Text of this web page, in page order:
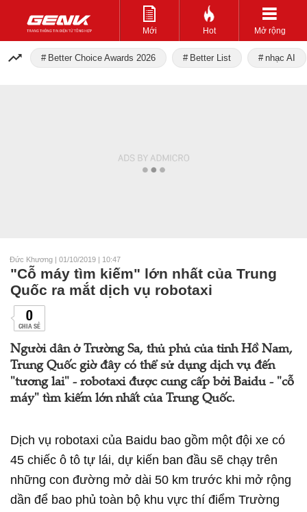
Mới Hot Mở rộng
Better Choice Awards 2026 Better List nhạc AI
Đức Khương | 01/10/2019 | 10:47
"Cỗ máy tìm kiếm" lớn nhất của Trung
Quốc ra mắt dịch vụ robotaxi
0
CHIA SẺ
Người dân ở Trường Sa, thủ phủ của tỉnh Hồ Nam,
Trung Quốc giờ đây có thể sử dụng dịch vụ đến
"tương lai" - robotaxi được cung cấp bởi Baidu - "cỗ
máy" tìm kiếm lớn nhất của Trung Quốc.
Dịch vụ robotaxi của Baidu bao gồm một đội xe có
45 chiếc ô tô tự lái, dự kiến ​​ban đầu sẽ chạy trên
những con đường mở dài 50 km trước khi mở rộng
dần để bao phủ toàn bộ khu vực thí điểm Trường